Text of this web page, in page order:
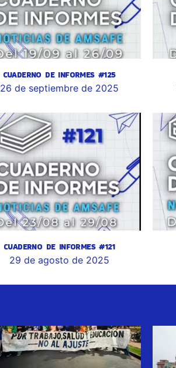
CUADERNO DE INFORMES #125
26 de septiembre de 2025
CUADERNO DE INFORMES #121
29 de agosto de 2025